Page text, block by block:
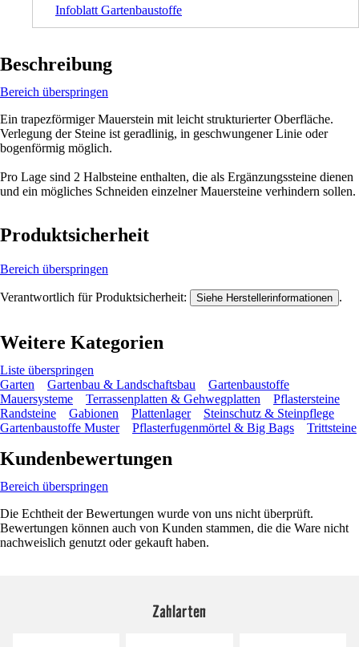
Infoblatt Gartenbaustoffe
Beschreibung
Bereich überspringen
Ein trapezförmiger Mauerstein mit leicht strukturierter Oberfläche.
Verlegung der Steine ist geradlinig, in geschwungener Linie oder
bogenförmig möglich.
Pro Lage sind 2 Halbsteine enthalten, die als Ergänzungssteine dienen
und ein mögliches Schneiden einzelner Mauersteine verhindern sollen.
Produktsicherheit
Bereich überspringen
Verantwortlich für Produktsicherheit: Siehe Herstellerinformationen .
Weitere Kategorien
Liste überspringen
Garten
Gartenbau & Landschaftsbau
Gartenbaustoffe
Mauersysteme
Terrassenplatten & Gehwegplatten
Pflastersteine
Randsteine
Gabionen Plattenlager
Steinschutz & Steinpflege
Gartenbaustoffe Muster
Pflasterfugenmörtel & Big Bags Trittsteine
Kundenbewertungen
Bereich überspringen
Die Echtheit der Bewertungen wurde von uns nicht überprüft.
Bewertungen können auch von Kunden stammen, die die Ware nicht
nachweislich genutzt oder gekauft haben.
Zahlarten